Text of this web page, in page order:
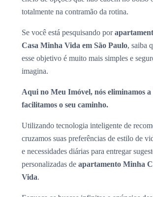
totalmente na contramão da rotina.
Se você está pesquisando por
Casa Minha Vida em São Paulo, saiba
esse objetivo é muito mais simples e
imagina.
Aqui no Meu Imóvel, nós eliminamos
facilitamos o seu caminho.
Utilizando tecnologia inteligente de
cruzamos suas preferências de estilo de
e necessidades diárias para entregar
personalizadas de apartamento Minha
Vida.